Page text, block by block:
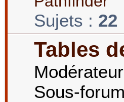
Sujets : 22
Tables
Sous-